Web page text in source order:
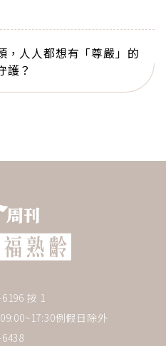
，人人都想有「尊嚴」的
護？
按 1
例假日除外